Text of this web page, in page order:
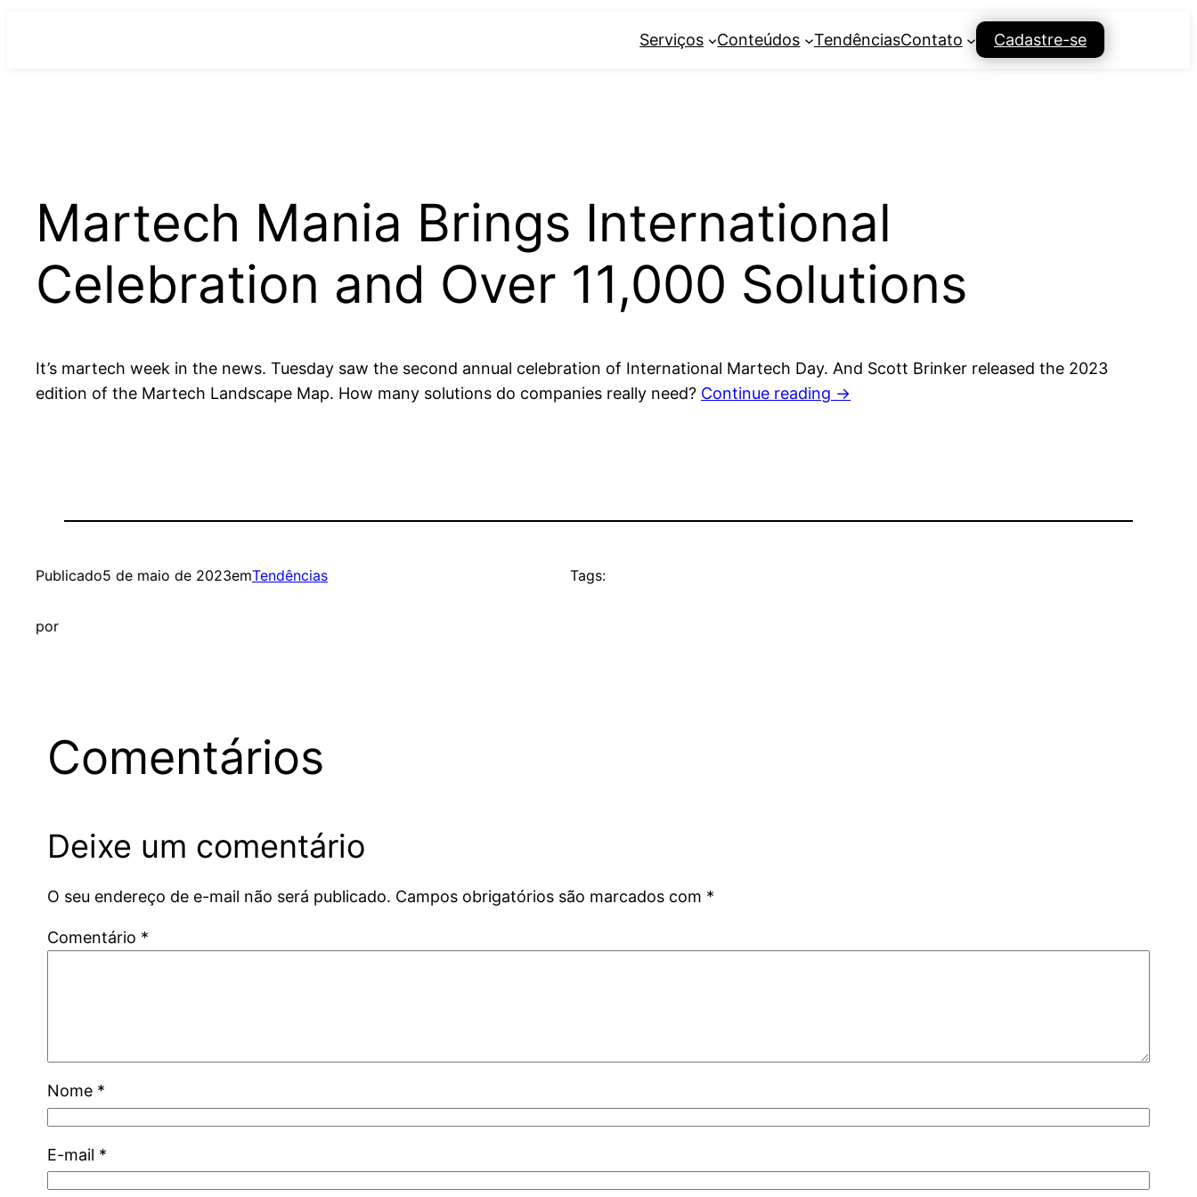
Serviços Conteúdos TendênciasContato Cadastre-se
Martech Mania Brings International
Celebration and Over 11,000 Solutions
It’s martech week in the news. Tuesday saw the second annual celebration of International Martech Day. And Scott Brinker released the 2023
edition of the Martech Landscape Map. How many solutions do companies really need? Continue reading →
Publicado5 de maio de 2023emTendências
por
Tags:
Comentários
Deixe um comentário
O seu endereço de e-mail não será publicado. Campos obrigatórios são marcados com *
Comentário *
Nome *
E-mail *